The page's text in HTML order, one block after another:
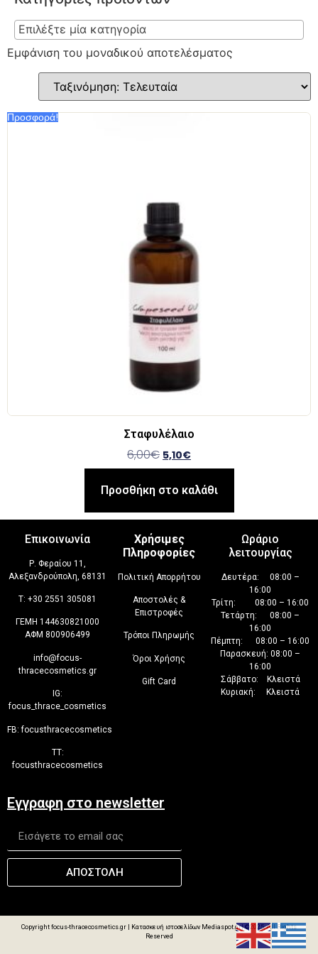
Επιλέξτε μία κατηγορία
Εμφάνιση του μοναδικού αποτελέσματος
Προσφορά!
Σταφυλέλαιο
6,00€ 5,10€
Προσθήκη στο καλάθι
Επικοινωνία
Ρ. Φεραίου 11,
Αλεξανδρούπολη, 68131
T:+30 2551 305081
ΓΕΜΗ 144630821000
ΑΦΜ 800906499
info@focus-
thracecosmetics.gr
IG:
focus_thrace_cosmetics
FB:focusthracecosmetics
TT:
focusthracecosmetics
Χρήσιμες
Πληροφορίες
Πολιτική Απορρήτου
Αποστολές &
Επιστροφές
Τρόποι Πληρωμής
Όροι Χρήσης
Gift Card
Ωράριο
λειτουργίας
Δευτέρα: 08:00 –
16:00
Τρίτη: 08:00 – 16:00
Τετάρτη: 08:00 –
16:00
Πέμπτη: 08:00 – 16:00
Παρασκευή: 08:00 –
16:00
Σάββατο: Κλειστά
Κυριακή: Κλειστά
Εγγραφη στο newsletter
ΑΠΟΣΤΟΛΗ
Copyright focus-thracecosmetics.gr | Κατασκευή ιστοσελίδων Mediaspot.gr| ©2025, All Rights
Reserved